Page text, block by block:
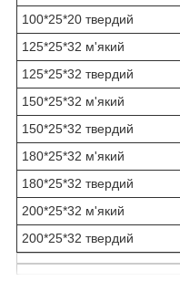
100*25*20 твердий
125*25*32 м'який
125*25*32 твердий
150*25*32 м'який
150*25*32 твердий
180*25*32 м'який
180*25*32 твердий
200*25*32 м'який
200*25*32 твердий